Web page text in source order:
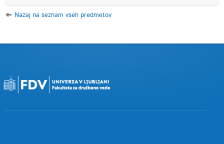
Nazaj na seznam vseh predmetov